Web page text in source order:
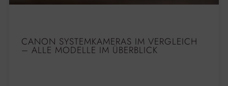
CANON SYSTEMKAMERAS IM VERGLEICH
– ALLE MODELLE IM ÜBERBLICK